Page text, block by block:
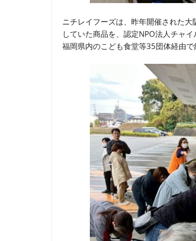
ニチレイフーズは、昨年開催された
していた商品を、認定NPO法人チャ
福岡県内のこども食堂等35団体経由で